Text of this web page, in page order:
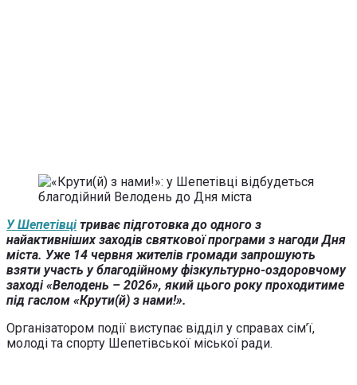
У Шепетівцітриває підготовка до одного з
найактивніших заходів святкової програми з нагоди Дня
міста. Уже 14 червня жителів громади запрошують
взяти участь у благодійному фізкультурно-оздоровчому
заході «Велодень – 2026», який цього року проходитиме
під гаслом «Крути(й) з нами!».
Організатором події виступає відділ у справах сім’ї,
молоді та спорту Шепетівської міської ради.